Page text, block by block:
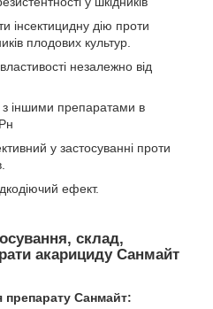
інсектицидну дію проти
плодових культур.
незалежно від
іншими препаратами в
у застосуванні проти
ефект.
склад,
акарициду Санмайт
препарату Санмайт: